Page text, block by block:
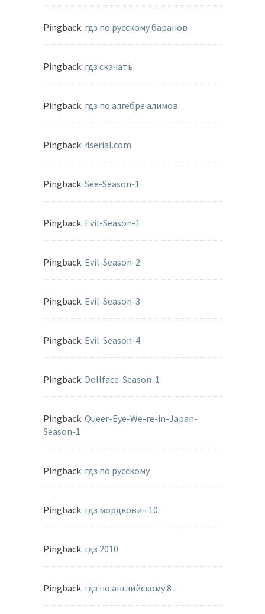
Pingback: гдз по русскому баранов
Pingback: гдз скачать
Pingback: гдз по алгебре алимов
Pingback: 4serial.com
Pingback: See-Season-1
Pingback: Evil-Season-1
Pingback: Evil-Season-2
Pingback: Evil-Season-3
Pingback: Evil-Season-4
Pingback: Dollface-Season-1
Pingback: Queer-Eye-We-re-in-Japan-
Season-1
Pingback: гдз по русскому
Pingback: гдз мордкович 10
Pingback: гдз 2010
Pingback: гдз по английскому 8